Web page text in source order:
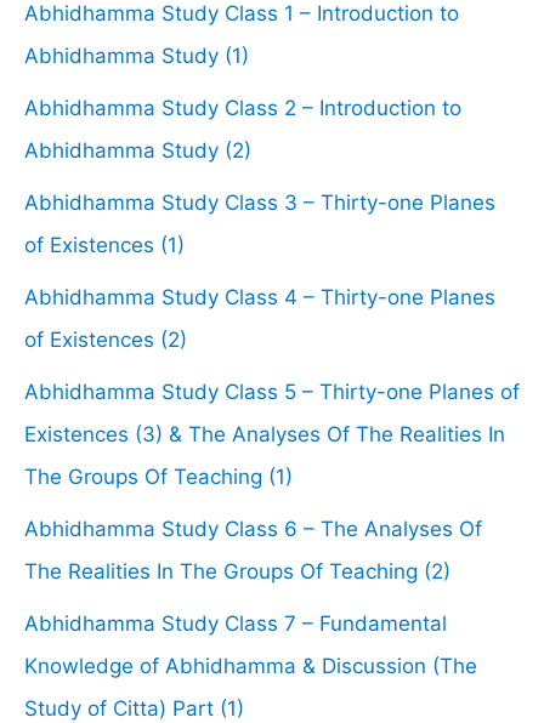
Abhidhamma Study Class 1 – Introduction to
Abhidhamma Study (1)
Abhidhamma Study Class 2 – Introduction to
Abhidhamma Study (2)
Abhidhamma Study Class 3 – Thirty-one Planes
of Existences (1)
Abhidhamma Study Class 4 – Thirty-one Planes
of Existences (2)
Abhidhamma Study Class 5 – Thirty-one Planes of
Existences (3) & The Analyses Of The Realities In
The Groups Of Teaching (1)
Abhidhamma Study Class 6 – The Analyses Of
The Realities In The Groups Of Teaching (2)
Abhidhamma Study Class 7 – Fundamental
Knowledge of Abhidhamma & Discussion (The
Study of Citta) Part (1)